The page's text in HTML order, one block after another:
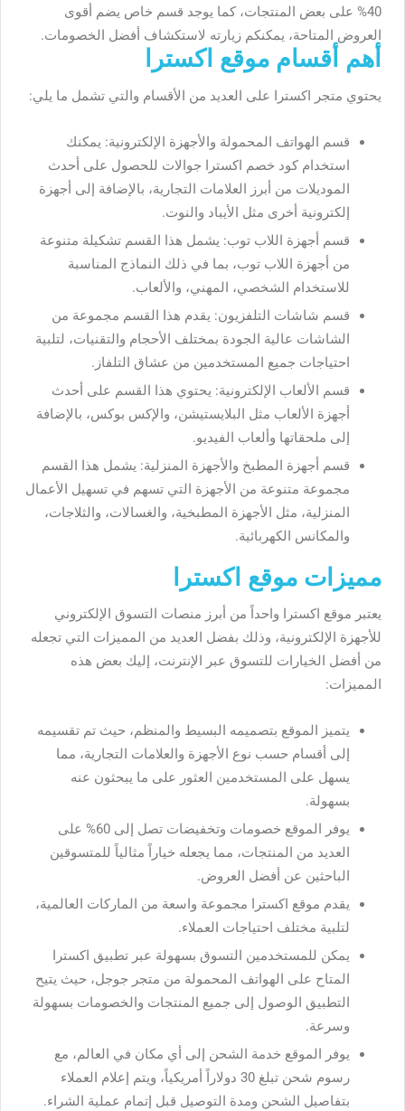
40% على بعض المنتجات، كما يوجد قسم خاص يضم أقوى
العروض المتاحة، يمكنكم زيارته لاستكشاف أفضل الخصومات.
أهم أقسام موقع اكسترا
يحتوي متجر اكسترا على العديد من الأقسام والتي تشمل ما يلي:
قسم الهواتف المحمولة والأجهزة الإلكترونية: يمكنك
استخدام كود خصم اكسترا جوالات للحصول على أحدث
الموديلات من أبرز العلامات التجارية، بالإضافة إلى أجهزة
إلكترونية أخرى مثل الأيباد والنوت.
قسم أجهزة اللاب توب: يشمل هذا القسم تشكيلة متنوعة
من أجهزة اللاب توب، بما في ذلك النماذج المناسبة
للاستخدام الشخصي، المهني، والألعاب.
قسم شاشات التلفزيون: يقدم هذا القسم مجموعة من
الشاشات عالية الجودة بمختلف الأحجام والتقنيات، لتلبية
احتياجات جميع المستخدمين من عشاق التلفاز.
قسم الألعاب الإلكترونية: يحتوي هذا القسم على أحدث
أجهزة الألعاب مثل البلايستيشن، والإكس بوكس، بالإضافة
إلى ملحقاتها وألعاب الفيديو.
قسم أجهزة المطبخ والأجهزة المنزلية: يشمل هذا القسم
مجموعة متنوعة من الأجهزة التي تسهم في تسهيل الأعمال
المنزلية، مثل الأجهزة المطبخية، والغسالات، والثلاجات،
والمكانس الكهربائية.
مميزات موقع اكسترا
يعتبر موقع اكسترا واحداً من أبرز منصات التسوق الإلكتروني
للأجهزة الإلكترونية، وذلك بفضل العديد من المميزات التي تجعله
من أفضل الخيارات للتسوق عبر الإنترنت، إليك بعض هذه
المميزات:
يتميز الموقع بتصميمه البسيط والمنظم، حيث تم تقسيمه
إلى أقسام حسب نوع الأجهزة والعلامات التجارية، مما
يسهل على المستخدمين العثور على ما يبحثون عنه
بسهولة.
يوفر الموقع خصومات وتخفيضات تصل إلى 60% على
العديد من المنتجات، مما يجعله خياراً مثالياً للمتسوقين
الباحثين عن أفضل العروض.
يقدم موقع اكسترا مجموعة واسعة من الماركات العالمية،
لتلبية مختلف احتياجات العملاء.
يمكن للمستخدمين التسوق بسهولة عبر تطبيق اكسترا
المتاح على الهواتف المحمولة من متجر جوجل، حيث يتيح
التطبيق الوصول إلى جميع المنتجات والخصومات بسهولة
وسرعة.
يوفر الموقع خدمة الشحن إلى أي مكان في العالم، مع
رسوم شحن تبلغ 30 دولاراً أمريكياً، ويتم إعلام العملاء
بتفاصيل الشحن ومدة التوصيل قبل إتمام عملية الشراء.